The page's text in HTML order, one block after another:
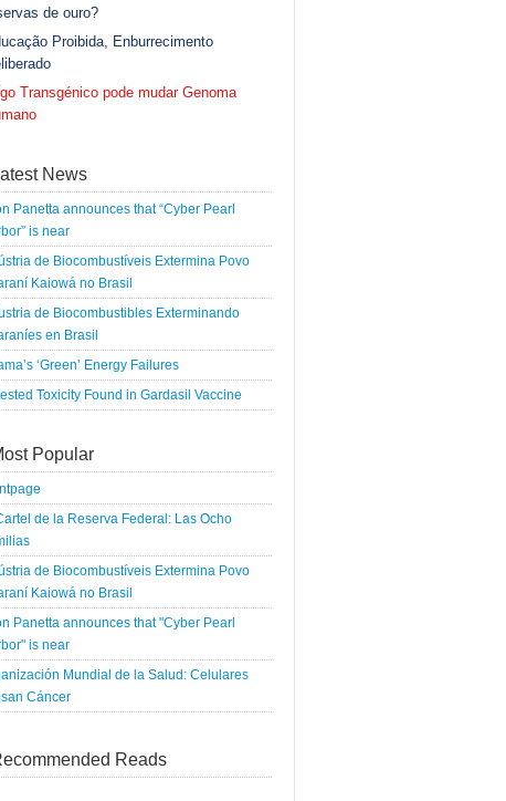
de ouro?
Proibida, Enburrecimento
Transgénico pode mudar Genoma
News
Panetta announces that “Cyber Pearl
is near
de Biocombustíveis Extermina Povo
Kaiowá no Brasil
de Biocombustibles Exterminando
en Brasil
‘Green’ Energy Failures
Toxicity Found in Gardasil Vaccine
Popular
de la Reserva Federal: Las Ocho
de Biocombustíveis Extermina Povo
Kaiowá no Brasil
Panetta announces that "Cyber Pearl
is near
Mundial de la Salud: Celulares
Cáncer
Reads